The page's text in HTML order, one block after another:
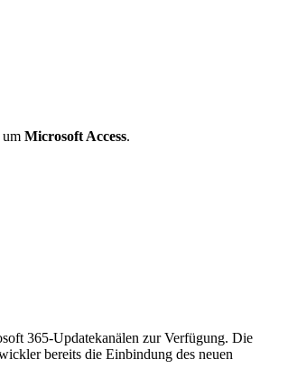
um Microsoft Access.
365-Updatekanälen zur Verfügung. Die
bereits die Einbindung des neuen